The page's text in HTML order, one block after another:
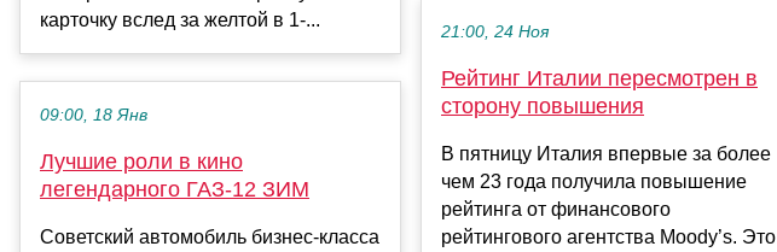
карточку вслед за желтой в 1-...
09:00, 18 Янв
Лучшие роли в кино
легендарного ГАЗ-12 ЗИМ
Советский автомобиль бизнес-класса
21:00, 24 Ноя
Рейтинг Италии пересмотрен в
сторону повышения
В пятницу Италия впервые за более
чем 23 года получила повышение
рейтинга от финансового
рейтингового агентства Moody’s. Это